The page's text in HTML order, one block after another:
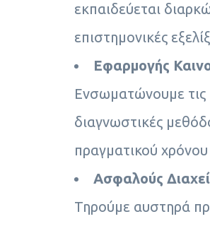
εκπαιδεύεται
επιστημονικές
Εφαρμογής
Ενσωματώνουμε τις
διαγνωστικές
πραγματικού χρόνου
Ασφαλούς
Τηρούμε αυστηρά